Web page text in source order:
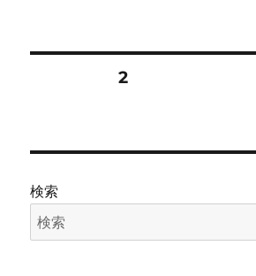
の
ペ
ー
固定ページ2
検索